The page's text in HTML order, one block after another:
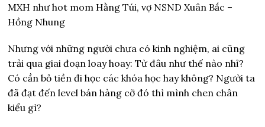
MXH như hot mom Hằng Túi, vợ NSND Xuân Bắc –
Hồng Nhung
Nhưng với những người chưa có kinh nghiệm, ai cũng
trải qua giai đoạn loay hoay: Từ đâu như thế nào nhỉ?
Có cần bỏ tiền đi học các khóa học hay không? Người ta
đã đạt đến level bán hàng cỡ đó thì mình chen chân
kiểu gì?